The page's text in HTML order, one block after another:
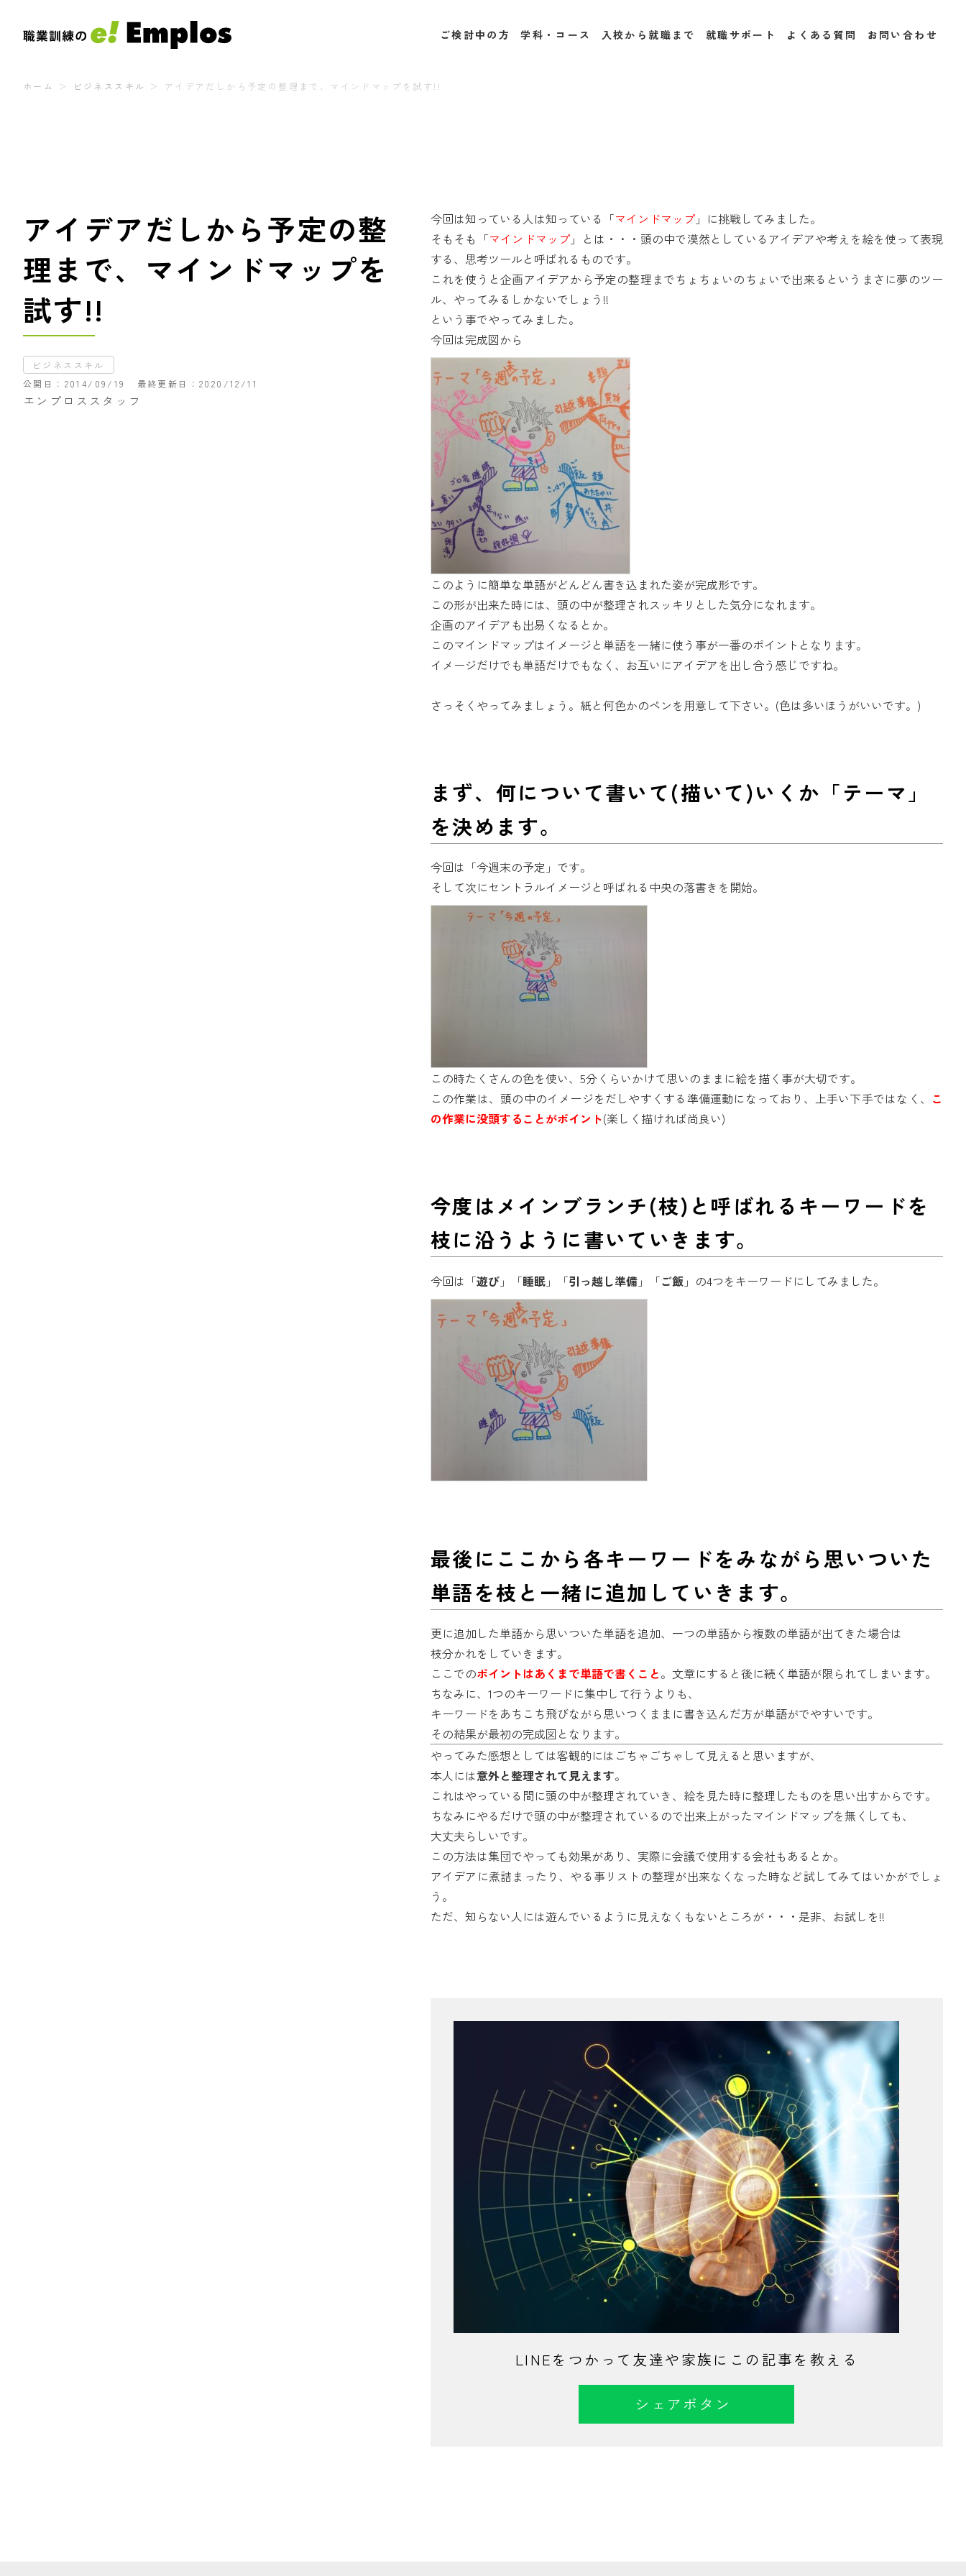
ご検討中の方 学科・コース 入校から就職まで 就職サポート よくある質問 お問い合わせ
ホーム ビジネススキル アイデアだしから予定の整理まで、マインドマップを試す!!
アイデアだしから予定の整
理まで、マインドマップを
試す!!
ビジネススキル
公開日
2014/09/19 最終更新日 2020/12/11
エンプロススタッフ
今回は知っている人は知っている「マインドマップ」に挑戦してみました。
そもそも「マインドマップ 」とは・・・頭の中で漠然としているアイデアや考えを絵を使って表現
する、思考ツールと呼ばれるものです。
これを使うと企画アイデアから予定の整理までちょちょいのちょいで出来るというまさに夢のツー
ル、やってみるしかないでしょう!!
という事でやってみました。
今回は完成図から
このように簡単な単語がどんどん書き込まれた姿が完成形です。
この形が出来た時には、頭の中が整理されスッキリとした気分になれます。
企画のアイデアも出易くなるとか。
このマインドマップはイメージと単語を一緒に使う事が一番のポイントとなります。
イメージだけでも単語だけでもなく、お互いにアイデアを出し合う感じですね。
さっそくやってみましょう。紙と何色かのペンを用意して下さい。(色は多いほうがいいです。)
まず、何について書いて(描いて)いくか「テーマ」
を決めます。
今回は「今週末の予定」です。
そして次にセントラルイメージと呼ばれる中央の落書きを開始。
この時たくさんの色を使い、5分くらいかけて思いのままに絵を描く事が大切です。
この作業は、頭の中のイメージをだしやすくする準備運動になっており、上手い下手ではなく、 こ
の作業に没頭することがポイント(楽しく描ければ尚良い)
今度はメインブランチ(枝)と呼ばれるキーワードを
枝に沿うように書いていきます。
今回は「遊び」「睡眠」「引っ越し準備」「ご飯」の4つをキーワードにしてみました。
最後にここから各キーワードをみながら思いついた
単語を枝と一緒に追加していきます。
更に追加した単語から思いついた単語を追加、一つの単語から複数の単語が出てきた場合は
枝分かれをしていきます。
ここでのポイントはあくまで単語で書くこと。文章にすると後に続く単語が限られてしまいます。
ちなみに、1つのキーワードに集中して行うよりも、
キーワードをあちこち飛びながら思いつくままに書き込んだ方が単語がでやすいです。
その結果が最初の完成図となります。
やってみた感想としては客観的にはごちゃごちゃして見えると思いますが、
本人には意外と整理されて見えます。
これはやっている間に頭の中が整理されていき、絵を見た時に整理したものを思い出すからです。
ちなみにやるだけで頭の中が整理されているので出来上がったマインドマップを無くしても、
大丈夫らしいです。
この方法は集団でやっても効果があり、実際に会議で使用する会社もあるとか。
アイデアに煮詰まったり、やる事リストの整理が出来なくなった時など試してみてはいかがでしょ
う。
ただ、知らない人には遊んでいるように見えなくもないところが・・・是非、お試しを!!
LINEをつかって友達や家族にこの記事を教える
シェアボタン